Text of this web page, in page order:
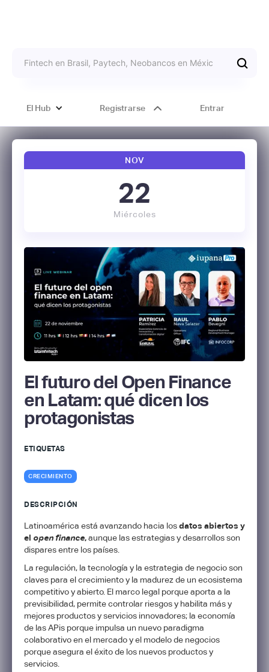
El Hub Registrarse Entrar
NOV
22
Miércoles
El futuro del Open Finance
en Latam: qué dicen los
protagonistas
ETIQUETAS
CRECIMIENTO
DESCRIPCIÓN
Latinoamérica está avanzando hacia losdatos abiertos y
el open finance,aunque las estrategias y desarrollos son
dispares entre los países.
La regulación, la tecnología y la estrategia de negocio son
claves para el crecimiento y la madurez de un ecosistema
competitivo y abierto. El marco legal porque aporta a la
previsibilidad, permite controlar riesgos y habilita más y
mejores productos y servicios innovadores; la economía
de las APis porque impulsa un nuevo paradigma
colaborativo en el mercado y el modelo de negocios
porque asegura el éxito de los nuevos productos y
servicios.